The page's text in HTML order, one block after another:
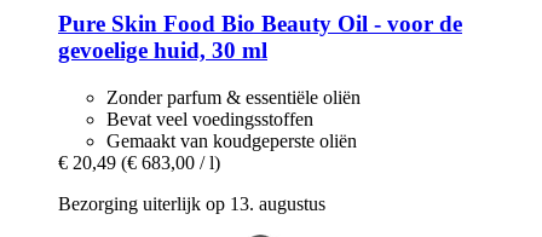
Pure Skin Food Bio Beauty Oil -​ voor de
gevoelige huid, 30 ml
Zonder parfum & essentiële oliën
Bevat veel voedingsstoffen
Gemaakt van koudgeperste oliën
€ 20,49 (€ 683,00 / l)
Bezorging uiterlijk op 13. augustus